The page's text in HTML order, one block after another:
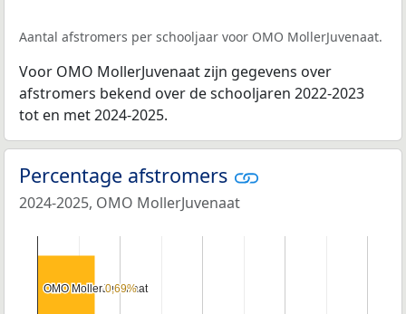
Aantal afstromers per schooljaar voor OMO MollerJuvenaat.
Voor OMO MollerJuvenaat zijn gegevens over
afstromers bekend over de schooljaren 2022-2023
tot en met 2024-2025.
Percentage afstromers
2024-2025, OMO MollerJuvenaat
OMO MollerJuvenaat
OMO MollerJuvenaat
0,69%
0,69%